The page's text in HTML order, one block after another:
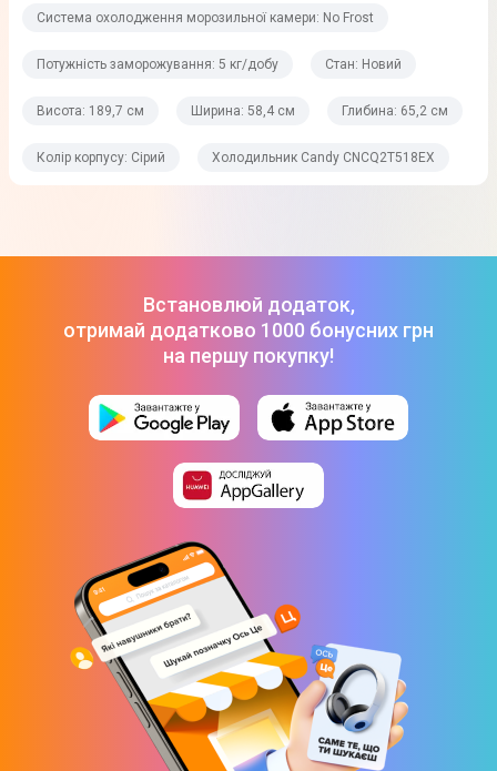
Потужність заморожування
5 кг/добу
Кількість відділень
Фізичні характеристики
Ширина
Система охолодження морозильної камери: No Frost
Потужність заморожування: 5 кг/добу Стан: Новий
Висота: 189,7 см Ширина: 58,4 см Глибина: 65,2 см
Колір корпусу: Сірий Холодильник Candy CNCQ2T518EX
Встановлюй додаток,
отримай додатково 1000 бонусних грн
на першу покупку!